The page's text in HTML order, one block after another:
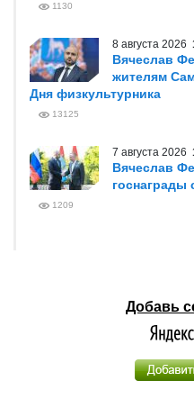
1130
8 августа 2026
Вячеслав
жителям
Дня физкультурника
13125
7 августа 2026
Вячеслав
госнаграды
1209
Добавь